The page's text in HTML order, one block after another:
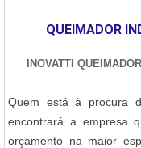
QUEIMADOR
INOVATTI
Quem está à procura
encontrará a empresa
orçamento na maior